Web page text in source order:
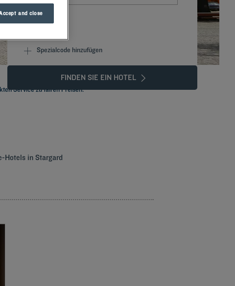
FINDEN SIE EIN HOTEL
Spezialcode hinzufügen
Service zu fairen Preisen.
Hotels in Stargard
and close